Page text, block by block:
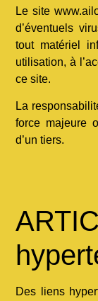
Le site
d’éventuels
tout matériel
utilisation, à
ce site.
La
force majeure
d’un tiers.
Des liens